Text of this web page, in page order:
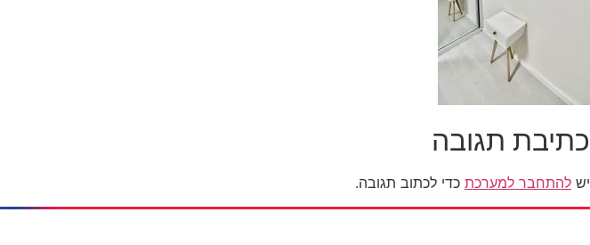
כתיבת תגובה
יש להתחבר למערכת כדי לכתוב תגובה.